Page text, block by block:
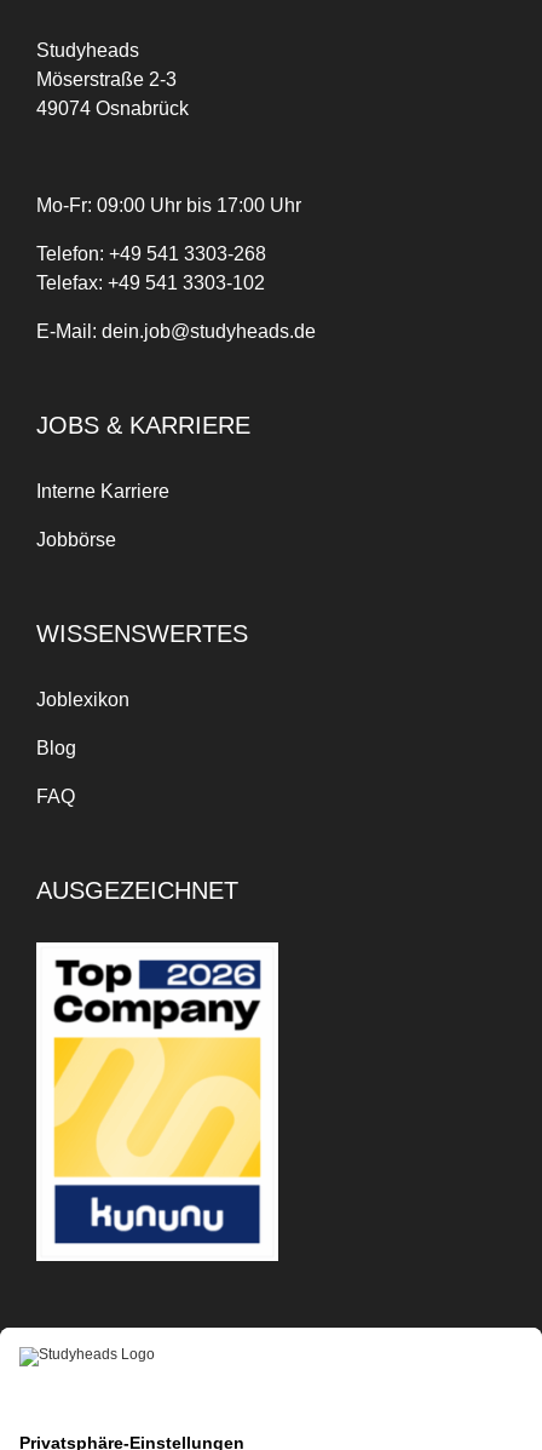
Studyheads
Möserstraße 2-3
49074 Osnabrück
Mo-Fr: 09:00 Uhr bis 17:00 Uhr
Telefon: +49 541 3303-268
Telefax: +49 541 3303-102
E-Mail: dein.job@studyheads.de
JOBS & KARRIERE
Interne Karriere
Jobbörse
WISSENSWERTES
Joblexikon
Blog
FAQ
AUSGEZEICHNET